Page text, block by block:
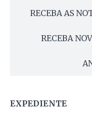
RECEBA AS
RECEBA
EXPEDIENTE